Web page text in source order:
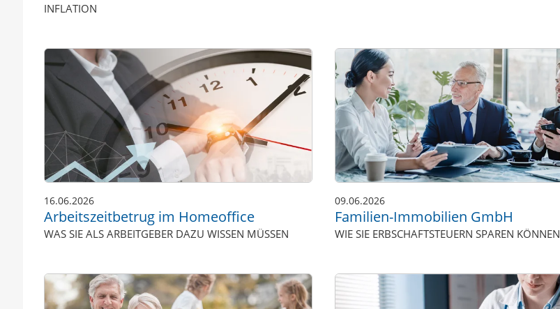
INFLATION
16.06.2026
Arbeitszeitbetrug im Homeoffice
WAS SIE ALS ARBEITGEBER DAZU WISSEN MÜSSEN
09.06.2026
Familien-Immobilien GmbH
WIE SIE ERBSCHAFTSTEUERN SPAREN KÖNNEN